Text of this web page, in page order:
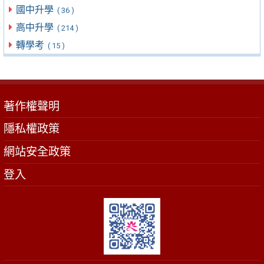
國中升學 ( 36 )
高中升學 ( 214 )
轉學考 ( 15 )
著作權聲明
隱私權政策
網站安全政策
登入